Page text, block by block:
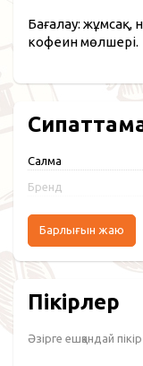
Бағалау: жұмсақ,
кофеин мөлшері.
Салмақ
Бренд
Барлығын жаю
Пікірлер
Әзірге ешқандай